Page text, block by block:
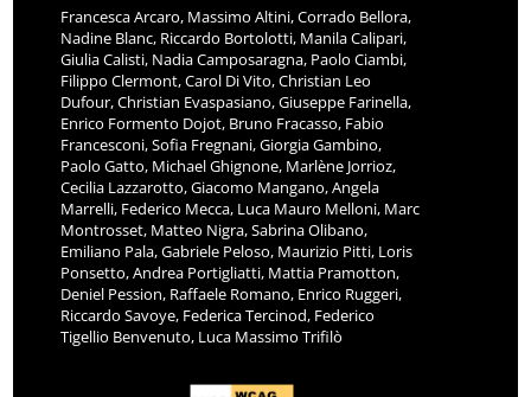
Francesca Arcaro, Massimo Altini, Corrado Bellora,
Nadine Blanc, Riccardo Bortolotti, Manila Calipari,
Giulia Calisti, Nadia Camposaragna, Paolo Ciambi,
Filippo Clermont, Carol Di Vito, Christian Leo
Dufour, Christian Evaspasiano, Giuseppe Farinella,
Enrico Formento Dojot, Bruno Fracasso, Fabio
Francesconi, Sofia Fregnani, Giorgia Gambino,
Paolo Gatto, Michael Ghignone, Marlène Jorrioz,
Cecilia Lazzarotto, Giacomo Mangano, Angela
Marrelli, Federico Mecca, Luca Mauro Melloni, Marc
Montrosset, Matteo Nigra, Sabrina Olibano,
Emiliano Pala, Gabriele Peloso, Maurizio Pitti, Loris
Ponsetto, Andrea Portigliatti, Mattia Pramotton,
Deniel Pession, Raffaele Romano, Enrico Ruggeri,
Riccardo Savoye, Federica Tercinod, Federico
Tigellio Benvenuto, Luca Massimo Trifilò